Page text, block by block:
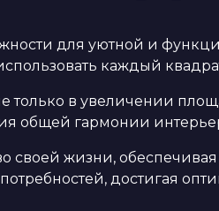
для уютной и
каждый
только в увеличении
общей гармонии
своей жизни,
достигая